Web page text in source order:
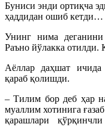
Буниси энди ортиқча
ҳаддидан ошиб кетди…
Унинг нима
Раъно йўлакка отилди.
Аёллар даҳшат ичида
қараб қолишди.
– Тилим бор деб ҳар
муаллим хотинига
қарашлари